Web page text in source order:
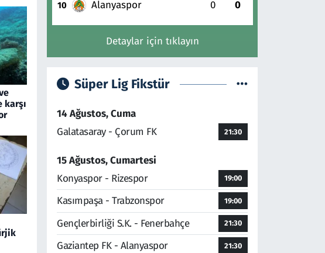
10 Alanyaspor 0 0
Detaylar için tıklayın
Süper Lig Fikstür
14 Ağustos, Cuma
Galatasaray - Çorum FK
21:30
15 Ağustos, Cumartesi
Konyaspor - Rizespor
19:00
Kasımpaşa - Trabzonspor 19:00
Gençlerbirliği S.K. - Fenerbahçe 21:30
Gaziantep FK - Alanyaspor 21:30